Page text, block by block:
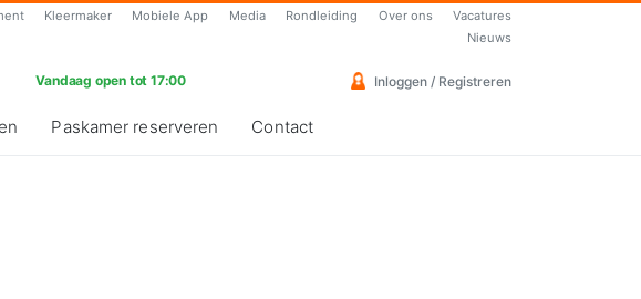
Kleermaker Mobiele App Media Rondleiding Over ons
Vacatures
Nieuws
Vandaag open tot 17:00 Inloggen / Registreren
Paskamer reserveren Contact